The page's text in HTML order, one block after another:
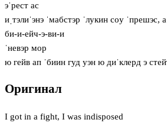
эˈрест ас
иˌтэлиˈэнэ ˈмабстэр ˈлукин сoу ˈпрешэс, а
би-и-ейч-э-ви-и
ˈневэр мор
ю гейв ап ˈбиин гуд уэн ю диˈклерд э
Оригинал
I got in a fight, I was indisposed